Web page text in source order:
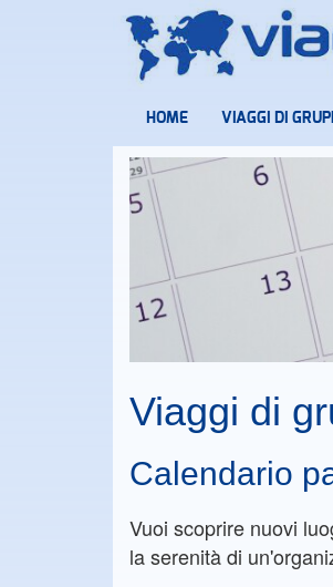
HOME VIAGGI DI
Viaggi di
Calendario
Vuoi scoprire nuovi
la serenità di